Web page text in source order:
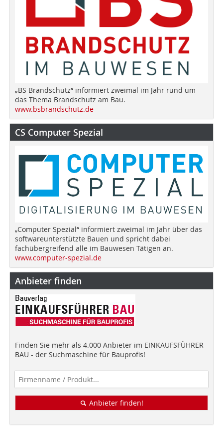
„BS Brandschutz“ informiert zweimal im Jahr rund um
das Thema Brandschutz am Bau.
www.bsbrandschutz.de
CS Computer Spezial
„Computer Spezial“ informiert zweimal im Jahr über das
softwareunterstützte Bauen und spricht dabei
fachübergreifend alle im Bauwesen Tätigen an.
www.computer-spezial.de
Anbieter finden
Finden Sie mehr als 4.000 Anbieter im EINKAUFSFÜHRER
BAU - der Suchmaschine für Bauprofis!
Anbieter finden!